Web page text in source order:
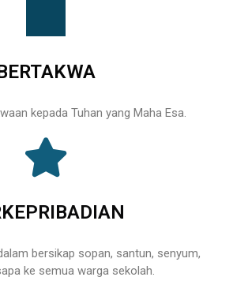
kepada Tuhan yang Maha Esa.
bersikap sopan, santun, senyum,
ke semua warga sekolah.